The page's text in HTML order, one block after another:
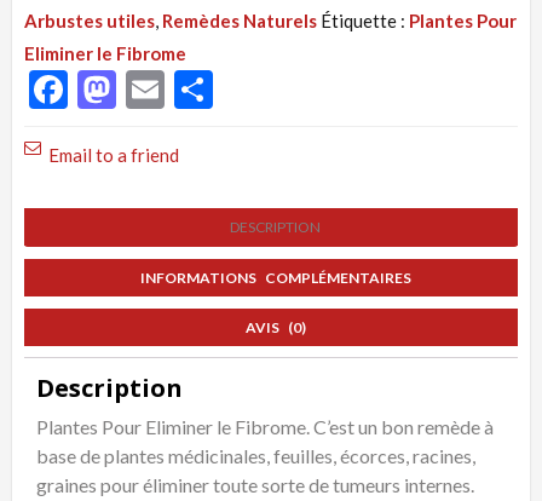
Mogha-
Mogha,
Plantes
Eliminer
Naturellement
Arbustes utiles, Remèdes Naturels Étiquette : Plantes Pour
Eliminer le Fibrome
Facebook
Mastodon
Email
Email to a friend
DESCRIPTION
INFORMATIONS COMPLÉMENTAIRES
AVIS (0)
Description
Plantes Pour Eliminer le Fibrome. C’est un bon remède à
base de plantes médicinales, feuilles, écorces, racines,
graines pour éliminer toute sorte de tumeurs internes.